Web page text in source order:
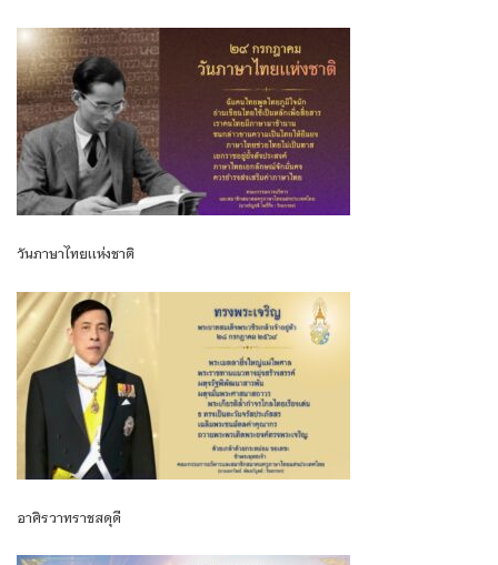
วันภาษาไทยเเห่งชาติ
อาศิรวาทราชสดุดี